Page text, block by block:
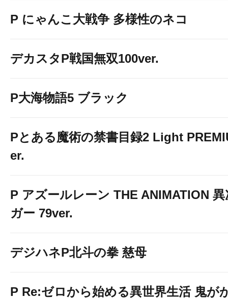
P にゃんこ大戦争 多様性のネコ
デカスタP戦国無双100ver.
P大海物語5 ブラック
Pとある魔術の禁書目録2 Light
er.
P アズールレーン THE ANIMATION
ガー 79ver.
デジハネP北斗の拳 慈母
P Re:ゼロから始める異世界生活 鬼が